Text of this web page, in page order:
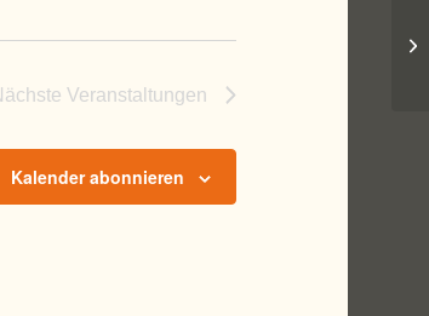
Veranstaltungen
Kalender abonnieren